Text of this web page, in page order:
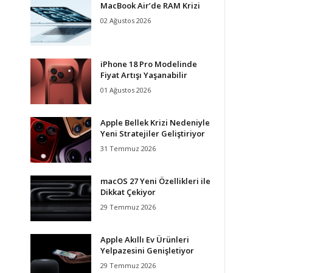
MacBook Air’de RAM Krizi
02 Ağustos 2026
iPhone 18 Pro Modelinde
Fiyat Artışı Yaşanabilir
01 Ağustos 2026
Apple Bellek Krizi Nedeniyle
Yeni Stratejiler Geliştiriyor
31 Temmuz 2026
macOS 27 Yeni Özellikleri ile
Dikkat Çekiyor
29 Temmuz 2026
Apple Akıllı Ev Ürünleri
Yelpazesini Genişletiyor
29 Temmuz 2026